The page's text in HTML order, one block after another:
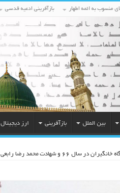
منسوب به ائمه اطهار بازآفرینی ادعیه قدسی
بین الملل بازآفرینی ارز دیجیتال
۶۶ و شهادت محمد رضا رابعی